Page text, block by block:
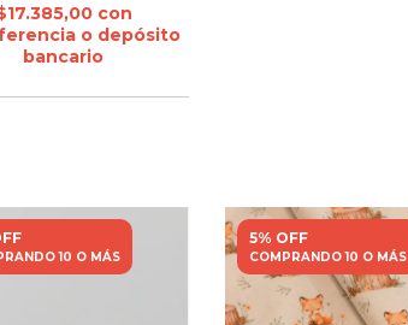
con
o depósito
bancario
10 O MÁS
5% OFF
COMPRANDO 10 O MÁS